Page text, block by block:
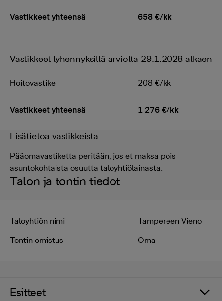
Vastikkeet yhteensä 658 €/kk
Vastikkeet lyhennyksillä arviolta 29.1.2028 alkaen
Hoitovastike 208 €/kk
Vastikkeet yhteensä 1 276 €/kk
Lisätietoa vastikkeista
Pääomavastiketta peritään, jos et maksa pois
asuntokohtaista osuutta taloyhtiölainasta.
Talon ja tontin tiedot
Taloyhtiön nimi
Tampereen Vieno
Tontin omistus
Oma
Esitteet